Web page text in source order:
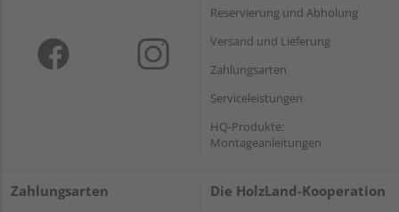
Reservierung und Abholung
Versand und Lieferung
Zahlungsarten
Serviceleistungen
HQ-Produkte:
Montageanleitungen
Zahlungsarten Die HolzLand-Kooperation